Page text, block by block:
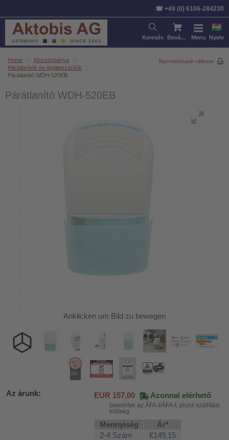
☎ +49 (0) 6106-284230
Keresés Bevásárlókosár Menu Nyelv
Home :: Kincsesbánya
::
Párátlanítók és épületszárítók
::
Párátlanító WDH-520EB
Nyomtatóbarát változat
Párátlanító WDH-520EB
Anklicken um Bild zu bewegen
Az árunk: EUR 157,00 Azonnal elérhető
beleértve az ÁFA-t/ÁFA-t, plusz szállítási
költség
Mennyiség
Ár*
2-4 Szám
€149,15